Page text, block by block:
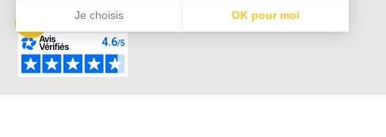
Je choisis
OK pour moi
Axeptio consent
Plateforme de Gestion du Consentement : Personnalisez vos Options
Notre plateforme vous permet d'adapter et de gérer vos paramètres